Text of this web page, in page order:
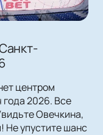
центром
года 2026. Все
Овечкина,
Не упустите шанс